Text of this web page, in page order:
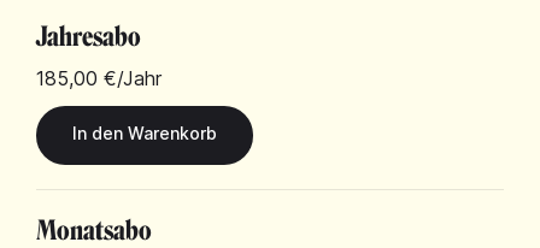
Jahresabo
185,00 €/Jahr
Monatsabo